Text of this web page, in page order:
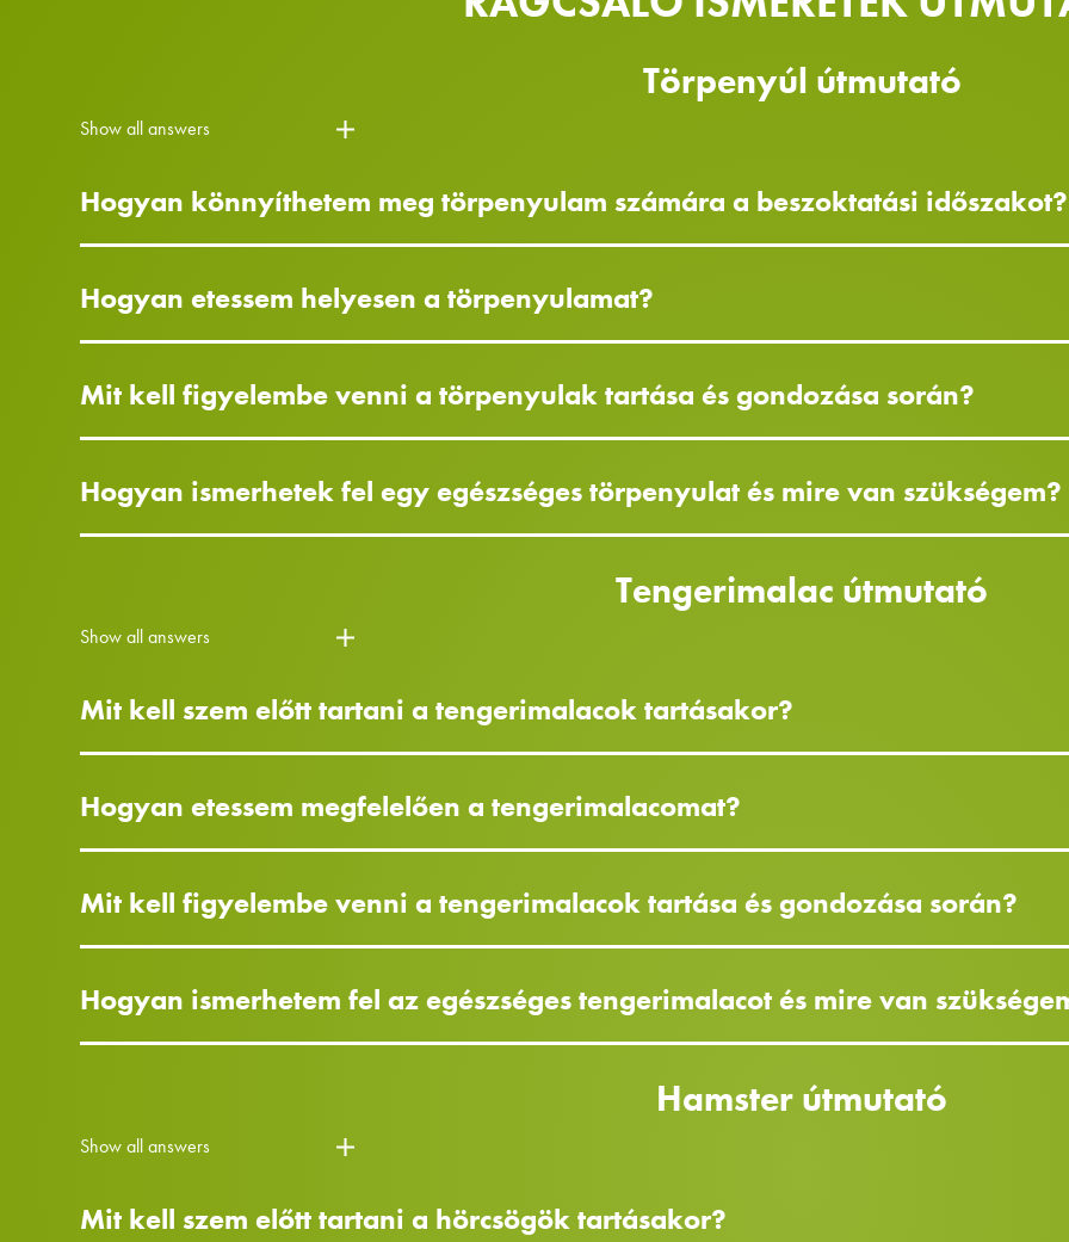
Törpenyúl útmutató
Show all answers
Hogyan könnyíthetem meg törpenyulam számára a beszoktatási időszakot?
Hogyan etessem helyesen a törpenyulamat?
Mit kell figyelembe venni a törpenyulak tartása és gondozása során?
Hogyan ismerhetek fel egy egészséges törpenyulat és mire van szükségem?
Tengerimalac útmutató
Show all answers
Mit kell szem előtt tartani a tengerimalacok tartásakor?
Hogyan etessem megfelelően a tengerimalacomat?
Mit kell figyelembe venni a tengerimalacok tartása és gondozása során?
Hogyan ismerhetem fel az egészséges tengerimalacot és mire van
Hamster útmutató
Show all answers
Mit kell szem előtt tartani a hörcsögök tartásakor?